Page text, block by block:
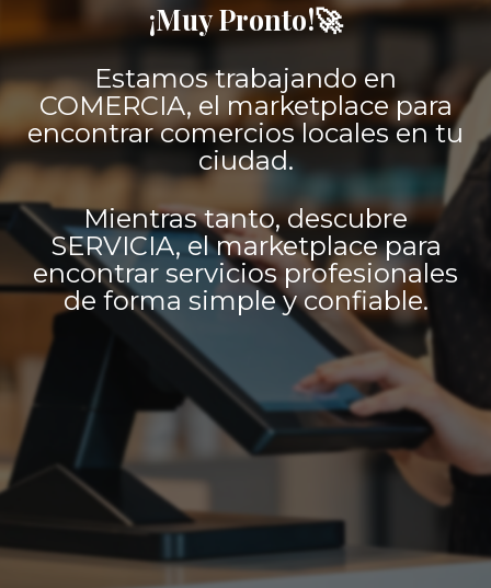
¡Muy Pronto!🚀
Estamos trabajando en
COMERCIA, el marketplace para
encontrar comercios locales en tu
ciudad.
Mientras tanto, descubre
SERVICIA, el marketplace para
encontrar servicios profesionales
de forma simple y confiable.